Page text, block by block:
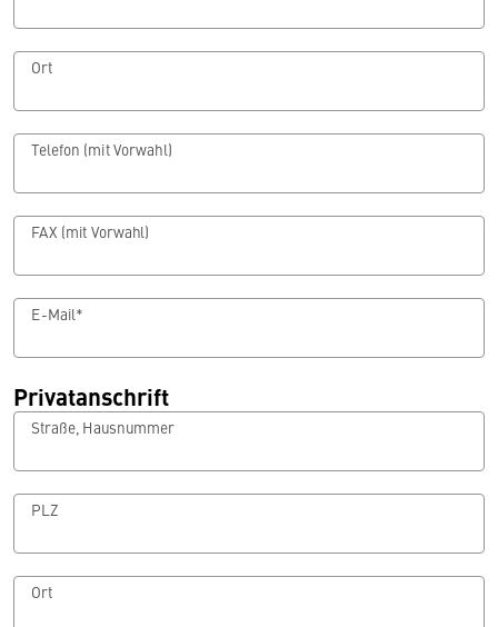
Ort
Telefon (mit Vorwahl)
FAX (mit Vorwahl)
E-Mail*
Privatanschrift
Straße, Hausnummer
PLZ
Ort